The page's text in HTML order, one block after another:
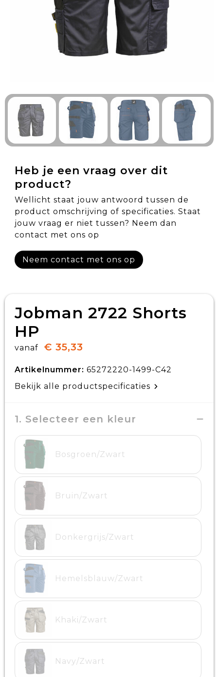
Technologie & Gadgets
Outdoor & Vrije tijd
Pennen & Schrijfwaren
Gezondheid & Welzijn
Eten & Drinken
Heb je een vraag over dit
product?
Wellicht staat jouw antwoord tussen de
product omschrijving of specificaties. Staat
jouw vraag er niet tussen? Neem dan
contact met ons op
Neem contact met ons op
Jobman 2722 Shorts
HP
vanaf € 35,33
Artikelnummer: 65272220-1499-C42
Bekijk alle productspecificaties
1. Selecteer een kleur
Bosgroen/Zwart
Bruin/Zwart
Donkergrijs/Zwart
Hemelsblauw/Zwart
Khaki/Zwart
Navy/Zwart